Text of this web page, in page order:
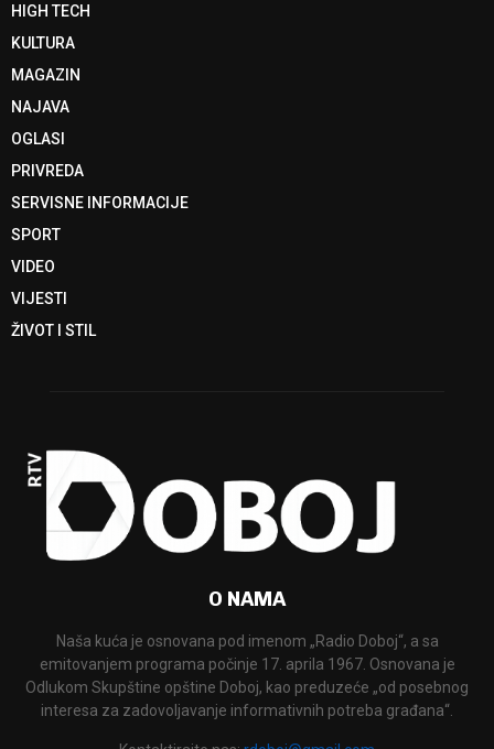
HIGH TECH
KULTURA
MAGAZIN
NAJAVA
OGLASI
PRIVREDA
SERVISNE INFORMACIJE
SPORT
VIDEO
VIJESTI
ŽIVOT I STIL
O NAMA
Naša kuća je osnovana pod imenom „Radio Doboj“, a sa
emitovanjem programa počinje 17. aprila 1967. Osnovana je
Odlukom Skupštine opštine Doboj, kao preduzeće „od posebnog
interesa za zadovoljavanje informativnih potreba građana“.